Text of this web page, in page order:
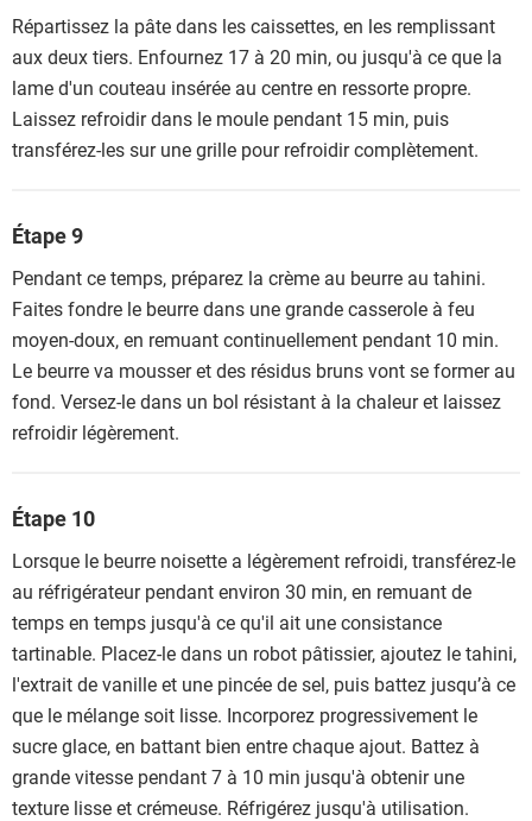
Répartissez la pâte dans les caissettes, en les remplissant
aux deux tiers. Enfournez 17 à 20 min, ou jusqu'à ce que la
lame d'un couteau insérée au centre en ressorte propre.
Laissez refroidir dans le moule pendant 15 min, puis
transférez-les sur une grille pour refroidir complètement.
Étape 9
Pendant ce temps, préparez la crème au beurre au tahini.
Faites fondre le beurre dans une grande casserole à feu
moyen-doux, en remuant continuellement pendant 10 min.
Le beurre va mousser et des résidus bruns vont se former au
fond. Versez-le dans un bol résistant à la chaleur et laissez
refroidir légèrement.
Étape 10
Lorsque le beurre noisette a légèrement refroidi, transférez-le
au réfrigérateur pendant environ 30 min, en remuant de
temps en temps jusqu'à ce qu'il ait une consistance
tartinable. Placez-le dans un robot pâtissier, ajoutez le tahini,
l'extrait de vanille et une pincée de sel, puis battez jusqu’à ce
que le mélange soit lisse. Incorporez progressivement le
sucre glace, en battant bien entre chaque ajout. Battez à
grande vitesse pendant 7 à 10 min jusqu'à obtenir une
texture lisse et crémeuse. Réfrigérez jusqu'à utilisation.